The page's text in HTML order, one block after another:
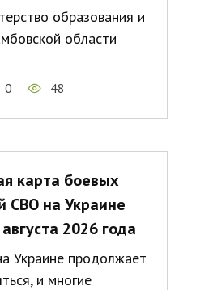
образования и
области
0 48
карта боевых
СВО на Украине
2026 года
Украине продолжает
и многие